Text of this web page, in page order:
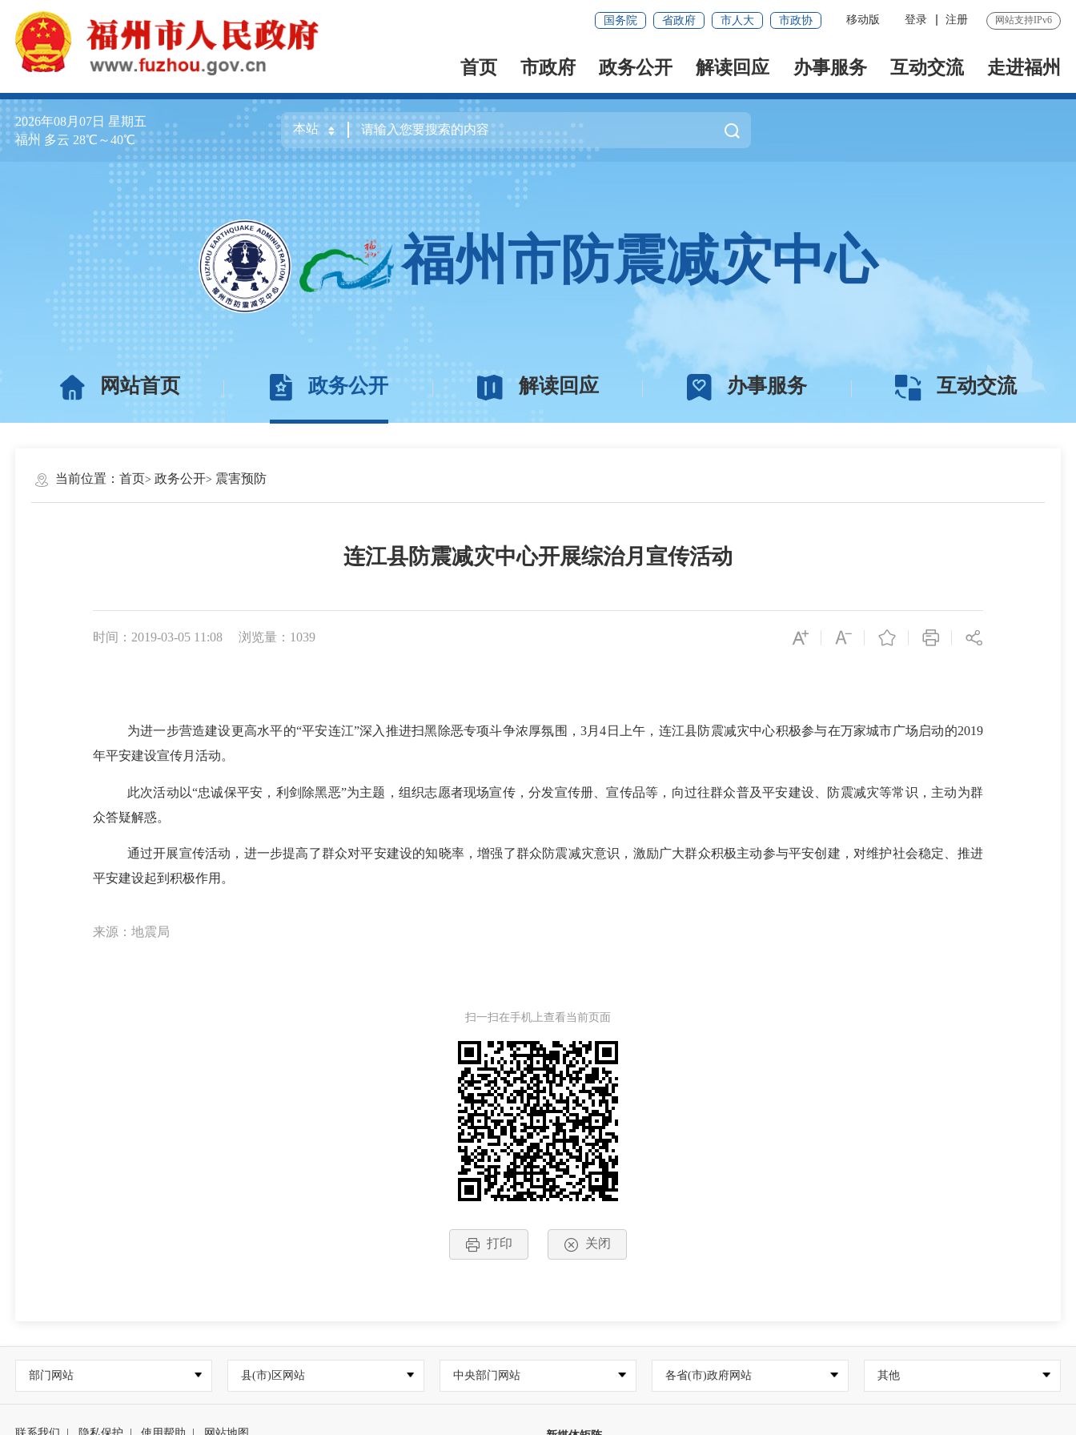
国务院 省政府 市人大 市政协 移动版 登录 注册 网站支持IPv6
首页 市政府 政务公开 解读回应 办事服务 互动交流 走进福州
2026年08月07日 星期五
福州 多云 28℃～40℃
福州市防震减灾中心
网站首页 政务公开 解读回应 办事服务 互动交流
当前位置：首页 政务公开 震害预防
连江县防震减灾中心开展综治月宣传活动
时间：2019-03-05 11:08 浏览量：1039
为进一步营造建设更高水平的“平安连江”深入推进扫黑除恶专项斗争浓厚氛围，3月4 日上午， 连江县防震减灾中心积极参与在万家城市广场 启动的2019
年平安建设宣传月活动。
此次活动以“忠诚保平安，利剑除黑恶”为主题，组织志愿者现场宣传，分发宣传册、宣传品等，向过往群众普及平安建设、防震减灾等常识，主动为群
众答疑解惑。
通过开展宣传活动，进一步提高了群众对平安建设的知晓率，增强了群众防震减灾意识，激励广大群众积极主动参与平安创建，对维护社会稳定、推进
平安建设起到积极作用。
来源：地震局
扫一扫在手机上查看当前页面
打印 关闭
部门网站 县(市)区网站 中央部门网站 各省(市)政府网站 其他